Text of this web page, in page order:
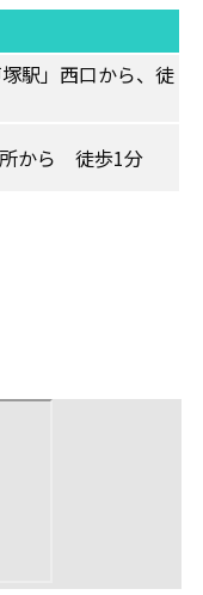
駅」西口から、徒
所から 徒歩1分